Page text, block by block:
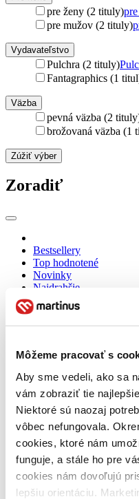
Môžeme pracovať s
Aby sme vedeli, ako sa
vám zobraziť tie
Niektoré sú naozaj
vôbec nefungovala.
cookies, ktoré nám
funguje, a stále ho pre
cookies nám dovoľujú
lepšiu orientáciu.
pre ženy (2 tituly)
pre mužov (2 tituly)
Vydavateľstvo
Pulchra (2 tituly)
Fantagraphics (1
Väzba
pevná väzba (2
brožovaná väzba (1
Zúžiť výber
Zoradiť
Bestsellery
Top hodnotené
Novinky
Najdrahšie
Najlacnejšie
Najvyššia zľava